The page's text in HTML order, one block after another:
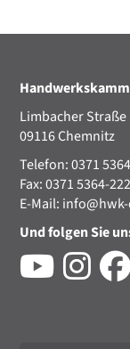
Limbacher Straße
09116 Chemnitz
Telefon: 0371
Fax: 0371 5364-222
E-Mail:
Und folgen Sie